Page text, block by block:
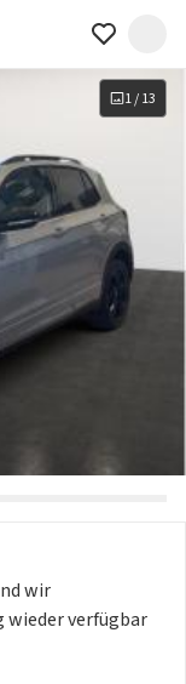
1/13
wir
wieder verfügbar